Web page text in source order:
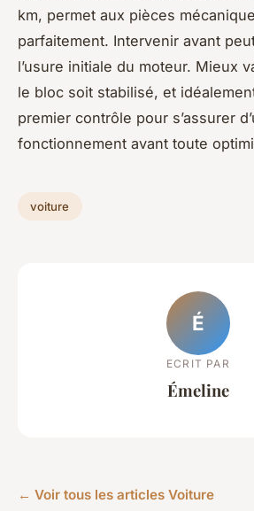
km, permet aux pièces
parfaitement. Intervenir avant
l’usure initiale du moteur. Mieux
le bloc soit stabilisé, et
premier contrôle pour s’assurer
fonctionnement avant toute
voiture
É
ECRIT PAR
Émeline
← Voir tous les articles Voiture